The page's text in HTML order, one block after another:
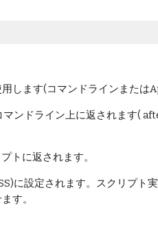
します(コマンドラインまたは
ンドライン上に返されます(
トに返されます。
に設定されます。スクリプト
す。